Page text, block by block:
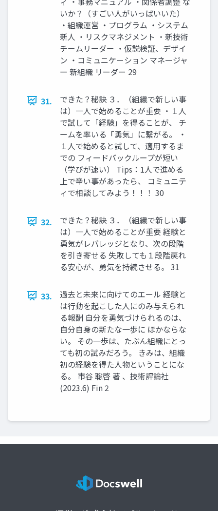
いか？（すごい人がいっぱいいた）
・組織運営 ・プログラム ・システム
新人 ・リスクマネジメント ・新技術
チームリーダー ・仮説検証、デザイ
ン ・コミュニケーション マネージャ
ー 新組織 リーダー 29
31.
できた？秘訣 ３．（組織で新しい事
は）一人で始めることが重要 ・１人
で試して「経験」を得ることが、 チ
ームを率いる「勇気」に繋がる。 ・
１人で始めると試して、適用するま
での フィードバックループが短い
（学びが速い） Tips：1人で進める
上で辛い事があったら、 コミュニテ
ィで相談してみよう！！！ 30
32.
できた？秘訣 ３．（組織で新しい事
は）一人で始めることが重要 経験と
勇気がレバレッジとなり、次の段階
を引き寄せる 失敗しても１段階戻れ
る安心が、勇気を持続させる。 31
33.
過去と未来に向けてのエール 経験と
は行動を起こした人にのみ与えられ
る報酬 自分を勇気づけられるのは、
自分自身の新たな一歩に ほかならな
い。 その一歩は、たぶん組織にとっ
ても初の試みだろう。 きみは、組織
初の経験を得た人物ということにな
る。 市谷 聡啓 著 、技術評論社
(2023.6) Fin 2